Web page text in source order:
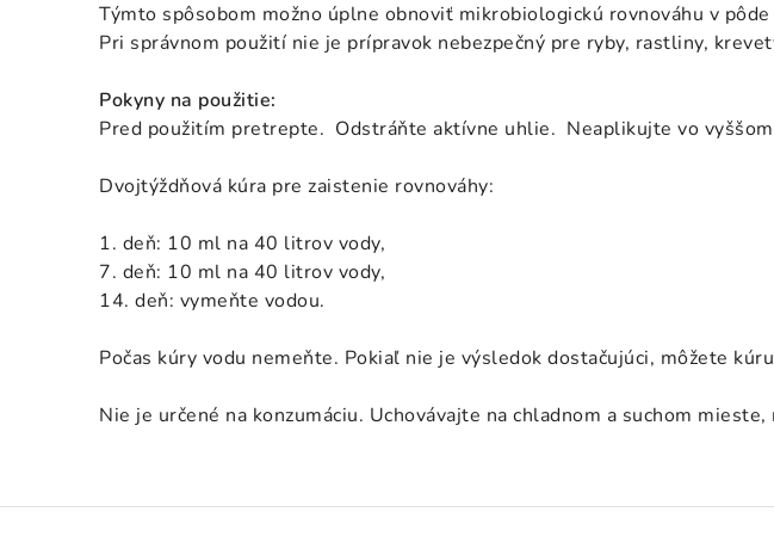
Týmto spôsobom možno úplne obnoviť mikrobiologickú rovnováhu v
Pri správnom použití nie je prípravok nebezpečný pre ryby, rastliny,
Pokyny na použitie:
Pred použitím pretrepte. Odstráňte aktívne uhlie. Neaplikujte vo
Dvojtýždňová kúra pre zaistenie rovnováhy:
1. deň: 10 ml na 40 litrov vody,
7. deň: 10 ml na 40 litrov vody,
14. deň: vymeňte vodou.
Počas kúry vodu nemeňte. Pokiaľ nie je výsledok dostačujúci, môžete
Nie je určené na konzumáciu. Uchovávajte na chladnom a suchom